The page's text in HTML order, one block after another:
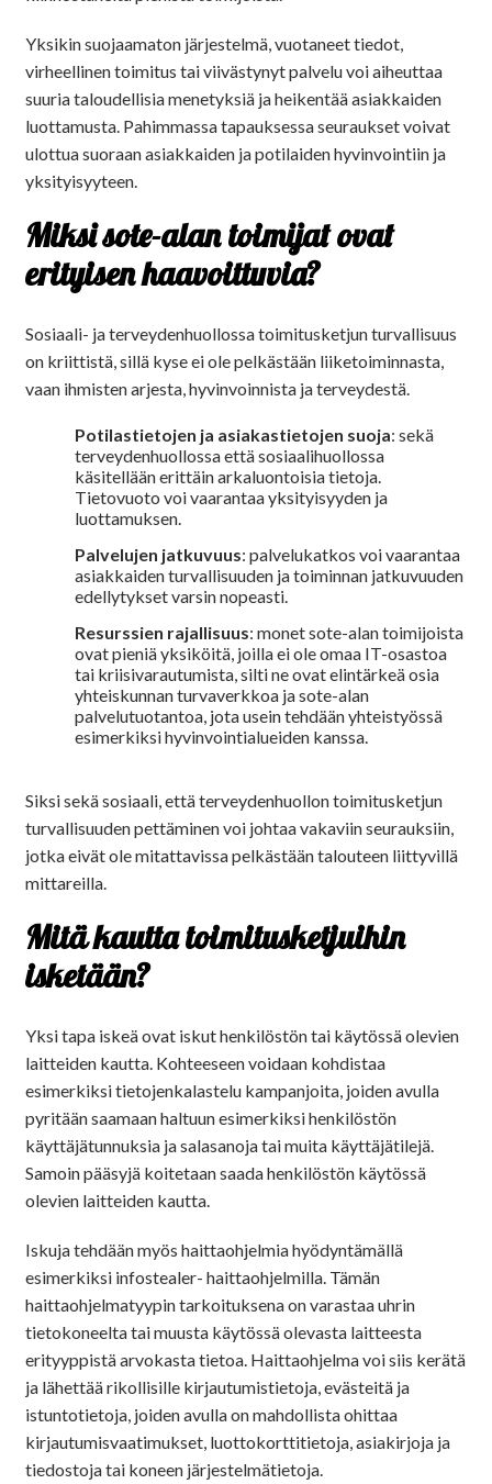
Yksikin suojaamaton järjestelmä, vuotaneet tiedot,
virheellinen toimitus tai viivästynyt palvelu voi aiheuttaa
suuria taloudellisia menetyksiä ja heikentää asiakkaiden
luottamusta. Pahimmassa tapauksessa seuraukset voivat
ulottua suoraan asiakkaiden ja potilaiden hyvinvointiin ja
yksityisyyteen.
Miksi sote-alan toimijat ovat
erityisen haavoittuvia?
Sosiaali- ja terveydenhuollossa toimitusketjun turvallisuus
on kriittistä, sillä kyse ei ole pelkästään liiketoiminnasta,
vaan ihmisten arjesta, hyvinvoinnista ja terveydestä.
Potilastietojen ja asiakastietojen suoja: sekä
terveydenhuollossa että sosiaalihuollossa
käsitellään erittäin arkaluontoisia tietoja.
Tietovuoto voi vaarantaa yksityisyyden ja
luottamuksen.
Palvelujen jatkuvuus: palvelukatkos voi vaarantaa
asiakkaiden turvallisuuden ja toiminnan jatkuvuuden
edellytykset varsin nopeasti.
Resurssien rajallisuus: monet sote-alan toimijoista
ovat pieniä yksiköitä, joilla ei ole omaa IT-osastoa
tai kriisivarautumista, silti ne ovat elintärkeä osia
yhteiskunnan turvaverkkoa ja sote-alan
palvelutuotantoa, jota usein tehdään yhteistyössä
esimerkiksi hyvinvointialueiden kanssa.
Siksi sekä sosiaali, että terveydenhuollon toimitusketjun
turvallisuuden pettäminen voi johtaa vakaviin seurauksiin,
jotka eivät ole mitattavissa pelkästään talouteen liittyvillä
mittareilla.
Mitä kautta toimitusketjuihin
isketään?
Yksi tapa iskeä ovat iskut henkilöstön tai käytössä olevien
laitteiden kautta. Kohteeseen voidaan kohdistaa
esimerkiksi tietojenkalastelu kampanjoita, joiden avulla
pyritään saamaan haltuun esimerkiksi henkilöstön
käyttäjätunnuksia ja salasanoja tai muita käyttäjätilejä.
Samoin pääsyjä koitetaan saada henkilöstön käytössä
olevien laitteiden kautta.
Iskuja tehdään myös haittaohjelmia hyödyntämällä
esimerkiksi infostealer- haittaohjelmilla. Tämän
haittaohjelmatyypin tarkoituksena on varastaa uhrin
tietokoneelta tai muusta käytössä olevasta laitteesta
erityyppistä arvokasta tietoa. Haittaohjelma voi siis kerätä
ja lähettää rikollisille kirjautumistietoja, evästeitä ja
istuntotietoja, joiden avulla on mahdollista ohittaa
kirjautumisvaatimukset, luottokorttitietoja, asiakirjoja ja
tiedostoja tai koneen järjestelmätietoja.